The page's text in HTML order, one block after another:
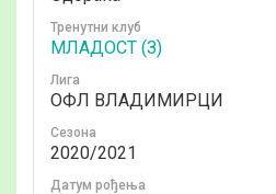
Тренутни клуб
МЛАДОСТ (З)
Лига
ОФЛ ВЛАДИМИРЦИ
Сезона
2020/2021
Датум рођења